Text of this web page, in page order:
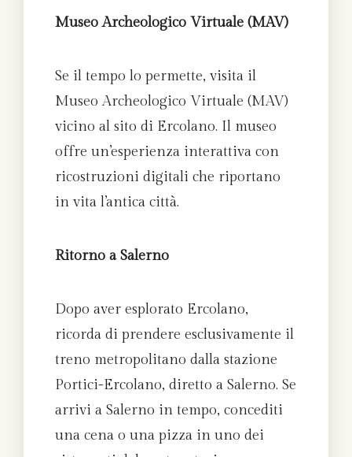
Museo Archeologico Virtuale (MAV)
Se il tempo lo permette, visita il
Museo Archeologico Virtuale (MAV)
vicino al sito di Ercolano. Il museo
offre un’esperienza interattiva con
ricostruzioni digitali che riportano
in vita l’antica città.
Ritorno a Salerno
Dopo aver esplorato Ercolano,
ricorda di prendere esclusivamente il
treno metropolitano dalla stazione
Portici-Ercolano, diretto a Salerno. Se
arrivi a Salerno in tempo, concediti
una cena o una pizza in uno dei